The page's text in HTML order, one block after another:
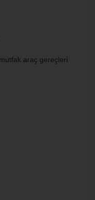
araç gereçleri